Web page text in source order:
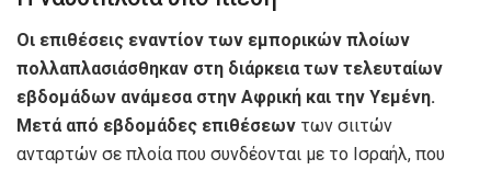
Οι επιθέσεις εναντίον των εμπορικών πλοίων
πολλαπλασιάσθηκαν στη διάρκεια των τελευταίων
εβδομάδων ανάμεσα στην Αφρική και την Υεμένη.
Μετά από εβδομάδες επιθέσεων των σιιτών
ανταρτών σε πλοία που συνδέονται με το Ισραήλ, που